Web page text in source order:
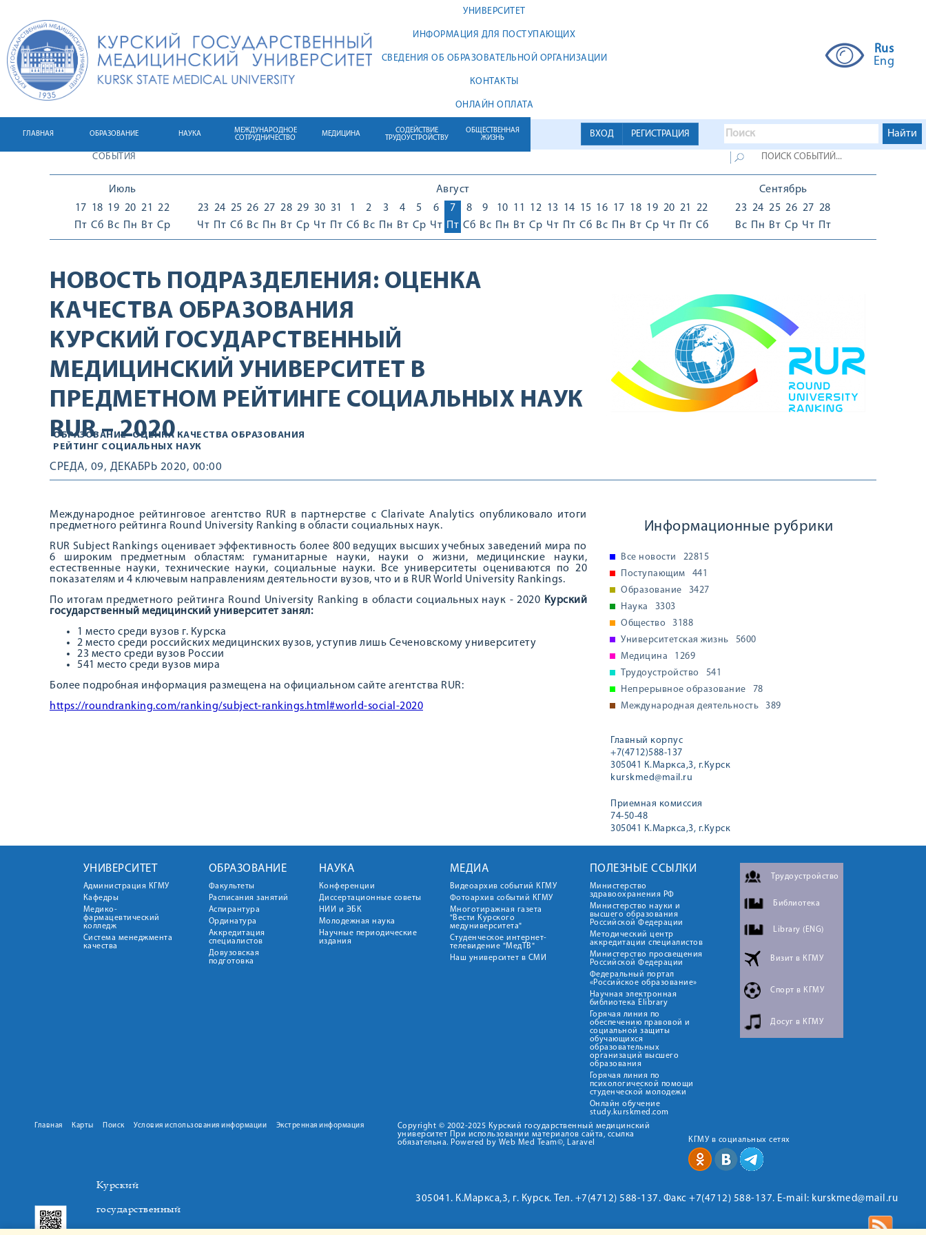
УНИВЕРСИТЕТ
ИНФОРМАЦИЯ ДЛЯ ПОСТУПАЮЩИХ
СВЕДЕНИЯ ОБ ОБРАЗОВАТЕЛЬНОЙ ОРГАНИЗАЦИИ
КОНТАКТЫ
ОНЛАЙН ОПЛАТА
Rus
Eng
ВХОД РЕГИСТРАЦИЯ
ГЛАВНАЯ ОБРАЗОВАНИЕ НАУКА
МЕЖДУНАРОДНОЕ
СОТРУДНИЧЕСТВО
МЕДИЦИНА
СОДЕЙСТВИЕ
ТРУДОУСТРОЙСТВУ
ОБЩЕСТВЕННАЯ
ЖИЗНЬ
СОБЫТИЯ
Июль
17
Пт
18
Сб
19
Вс
20
Пн
21
Вт
22
Ср
Август
23
Чт
24
Пт
25
Сб
26
Вс
27
Пн
28
Вт
29
Ср
30
Чт
31
Пт
1
Сб
2
Вс
3
Пн
4
Вт
5
Ср
6
Чт
7
Пт
8
Сб
9
Вс
10
Пн
11
Вт
12
Ср
13
Чт
14
Пт
15
Сб
16
Вс
17
Пн
18
Вт
19
Ср
20
Чт
21
Пт
22
Сб
Сентябрь
23
Вс
24
Пн
25
Вт
26
Ср
27
Чт
28
Пт
НОВОСТЬ ПОДРАЗДЕЛЕНИЯ: ОЦЕНКА
КАЧЕСТВА ОБРАЗОВАНИЯ
КУРСКИЙ ГОСУДАРСТВЕННЫЙ
МЕДИЦИНСКИЙ УНИВЕРСИТЕТ В
ПРЕДМЕТНОМ РЕЙТИНГЕ СОЦИАЛЬНЫХ НАУК
RUR – 2020
ОБРАЗОВАНИЕ
ОЦЕНКА КАЧЕСТВА ОБРАЗОВАНИЯ
РЕЙТИНГ СОЦИАЛЬНЫХ НАУК
СРЕДА, 09, ДЕКАБРЬ 2020, 00:00
Международное рейтинговое агентство RUR в партнерстве с Clarivate Analytics опубликовало итоги
предметного рейтинга Round University Ranking в области социальных наук.
RUR Subject Rankings оценивает эффективность более 800 ведущих высших учебных заведений мира по
6 широким предметным областям: гуманитарные науки, науки о жизни, медицинские науки,
естественные науки, технические науки, социальные науки. Все университеты оцениваются по 20
показателям и 4 ключевым направлениям деятельности вузов, что и в RUR World University Rankings.
По итогам предметного рейтинга Round University Ranking в области социальных наук - 2020 Курский
государственный медицинский университет занял:
1 место среди вузов г. Курска
2 место среди российских медицинских вузов, уступив лишь Сеченовскому университету
23 место среди вузов России
541 место среди вузов мира
Более подробная информация размещена на официальном сайте агентства RUR:
https://roundranking.com/ranking/subject-rankings.html#world-social-2020
Информационные рубрики
Все новости
22815
Поступающим
441
Образование
3427
Наука
3303
Общество
3188
Университетская жизнь
5600
Медицина
1269
Трудоустройство
541
Непрерывное образование
78
Международная деятельность
389
Главный корпус
+7(4712)588-137
305041 К.Маркса,3, г.Курск
kurskmed@mail.ru
Приемная комиссия
74-50-48
305041 К.Маркса,3, г.Курск
УНИВЕРСИТЕТ
Администрация КГМУ
Кафедры
Медико-
фармацевтический
колледж
Система менеджмента
качества
ОБРАЗОВАНИЕ
Факультеты
Расписания занятий
Аспирантура
Ординатура
Аккредитация
специалистов
Довузовская
подготовка
НАУКА
Конференции
Диссертационные советы
НИИ и ЭБК
Молодежная наука
Научные периодические
издания
МЕДИА
Видеоархив событий КГМУ
Фотоархив событий КГМУ
Многотиражная газета
"Вести Курского
медуниверситета"
Студенческое интернет-
телевидение "МедТВ"
Наш университет в СМИ
ПОЛЕЗНЫЕ ССЫЛКИ
Министерство
здравоохранения РФ
Министерство науки и
высшего образования
Российской Федерации
Методический центр
аккредитации специалистов
Министерство просвещения
Российской Федерации
Федеральный портал
«Российское образование»
Научная электронная
библиотека Elibrary
Горячая линия по
обеспечению правовой и
социальной защиты
обучающихся
образовательных
организаций высшего
образования
Горячая линия по
психологической помощи
студенческой молодежи
Онлайн обучение
study.kurskmed.com
Трудоустройство
Библиотека
Library (ENG)
Визит в КГМУ
Спорт в КГМУ
Досуг в КГМУ
Главная Карты Поиск Условия использования информации Экстренная информация
Copyright © 2002-2025 Курский государственный медицинский
университет При использовании материалов сайта, ссылка
обязательна. Powered by Web Med Team©, Laravel
КГМУ в социальных сетях
Курский
государственный
305041. К.Маркса,3, г. Курск. Тел. +7(4712) 588-137. Факс +7(4712) 588-137. E-mail: kurskmed@mail.ru